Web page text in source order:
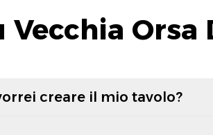
Vecchia Orsa
creare il mio tavolo?